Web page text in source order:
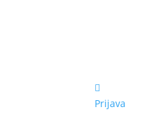
Prijava